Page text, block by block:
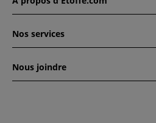
Nos services
Nous joindre